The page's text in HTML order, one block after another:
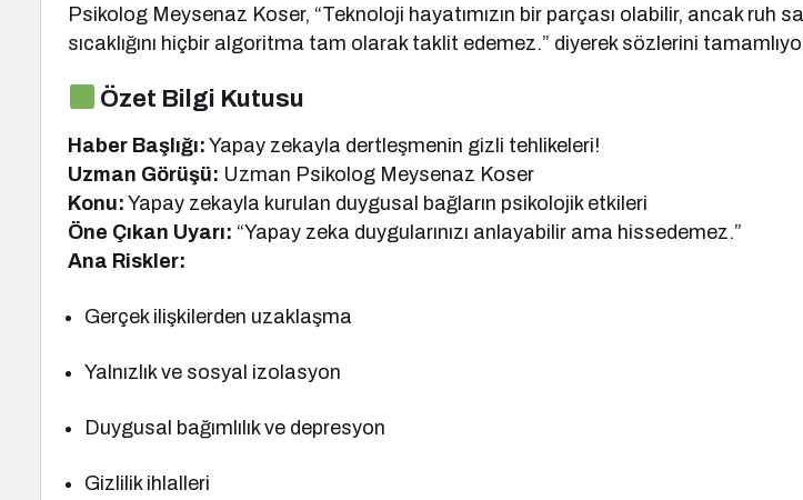
Psikolog Meysenaz Koser, “Teknoloji hayatımızın bir parçası olabilir, ancak ruh
sıcaklığını hiçbir algoritma tam olarak taklit edemez.” diyerek sözlerini
Özet Bilgi Kutusu
Haber Başlığı: Yapay zekayla dertleşmenin gizli tehlikeleri!
Uzman Görüşü: Uzman Psikolog Meysenaz Koser
Konu: Yapay zekayla kurulan duygusal bağların psikolojik etkileri
Öne Çıkan Uyarı: “Yapay zeka duygularınızı anlayabilir ama hissedemez.”
Ana Riskler:
Gerçek ilişkilerden uzaklaşma
Yalnızlık ve sosyal izolasyon
Duygusal bağımlılık ve depresyon
Gizlilik ihlalleri